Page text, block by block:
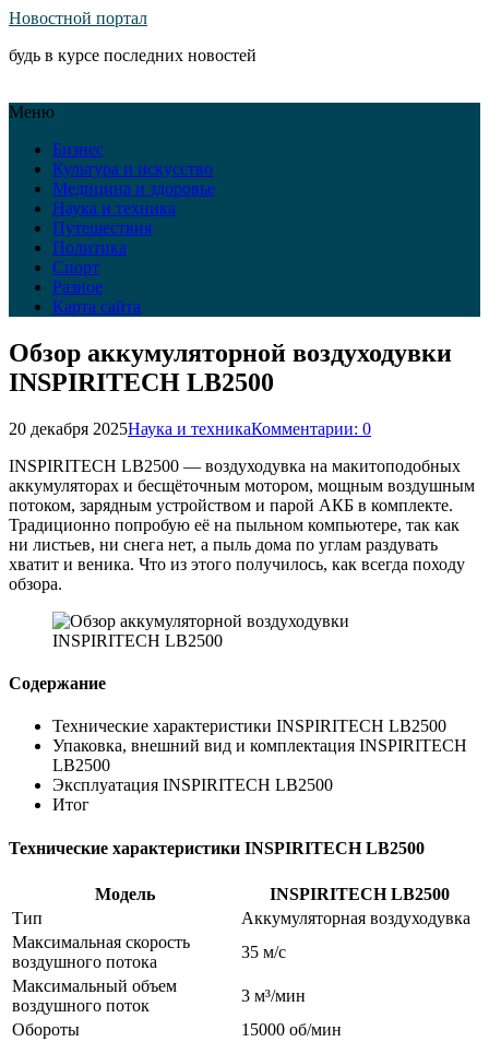
Новостной портал
будь в курсе последних новостей
Меню
Бизнес
Культура и искусство
Медицина и здоровье
Наука и техника
Путешествия
Политика
Спорт
Разное
Карта сайта
Обзор аккумуляторной воздуходувки
INSPIRITECH LB2500
20 декабря 2025Наука и техникаКомментарии: 0
INSPIRITECH LB2500 — воздуходувка на макитоподобных
аккумуляторах и бесщёточным мотором, мощным воздушным
потоком, зарядным устройством и парой АКБ в комплекте.
Традиционно попробую её на пыльном компьютере, так как
ни листьев, ни снега нет, а пыль дома по углам раздувать
хватит и веника. Что из этого получилось, как всегда походу
обзора.
Содержание
Технические характеристики INSPIRITECH LB2500
Упаковка, внешний вид и комплектация INSPIRITECH
LB2500
Эксплуатация INSPIRITECH LB2500
Итог
Технические характеристики INSPIRITECH LB2500
Модель
INSPIRITECH LB2500
Тип
Аккумуляторная воздуходувка
Максимальная скорость
воздушного потока
35 м/с
Максимальный объем
воздушного поток
3 м³/мин
Обороты
15000 об/мин